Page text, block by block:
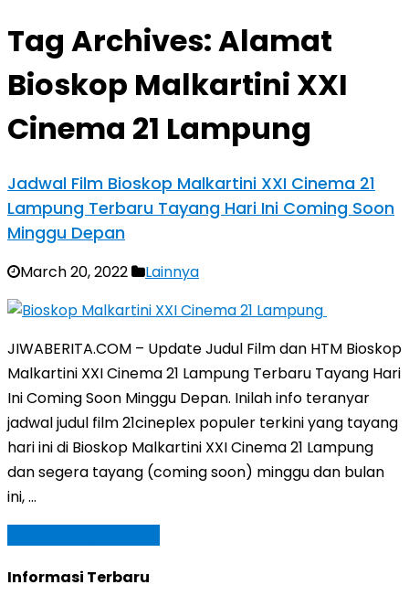
Tag Archives:Alamat
Bioskop Malkartini XXI
Cinema 21 Lampung
Jadwal Film Bioskop Malkartini XXI Cinema 21
Lampung Terbaru Tayang Hari Ini Coming Soon
Minggu Depan
March 20, 2022 Lainnya
JIWABERITA.COM – Update Judul Film dan HTM Bioskop
Malkartini XXI Cinema 21 Lampung Terbaru Tayang Hari
Ini Coming Soon Minggu Depan. Inilah info teranyar
jadwal judul film 21cineplex populer terkini yang tayang
hari ini di Bioskop Malkartini XXI Cinema 21 Lampung
dan segera tayang (coming soon) minggu dan bulan
ini, …
Informasi Terbaru